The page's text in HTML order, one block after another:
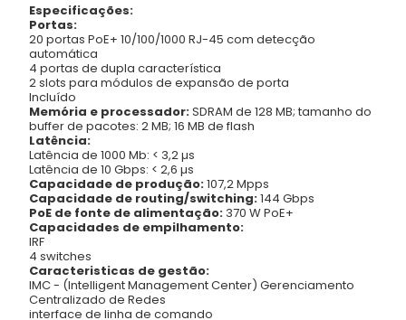
Especificações:
Portas:
20 portas PoE+ 10/100/1000 RJ-45 com detecção
automática
4 portas de dupla característica
2 slots para módulos de expansão de porta
Incluído
Memória e processador:SDRAM de 128 MB; tamanho do
buffer de pacotes: 2 MB; 16 MB de flash
Latência:
Latência de 1000 Mb: < 3,2 µs
Latência de 10 Gbps: < 2,6 µs
Capacidade de produção:107,2 Mpps
Capacidade de routing/switching:144 Gbps
PoE de fonte de alimentação: 370 W PoE+
Capacidades de empilhamento:
IRF
4 switches
Caracteristicas de gestão:
IMC - (Intelligent Management Center) Gerenciamento
Centralizado de Redes
interface de linha de comando